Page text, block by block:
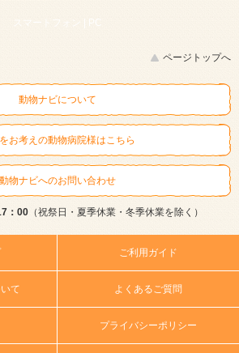
スマートフォン | PC
ページトップへ
動物ナビについて
お考えの動物病院様はこちら
動物ナビへのお問い合わせ
：00（祝祭日・夏季休業・冬季休業を除く）
ご利用ガイド
て よくあるご質問
プライバシーポリシー